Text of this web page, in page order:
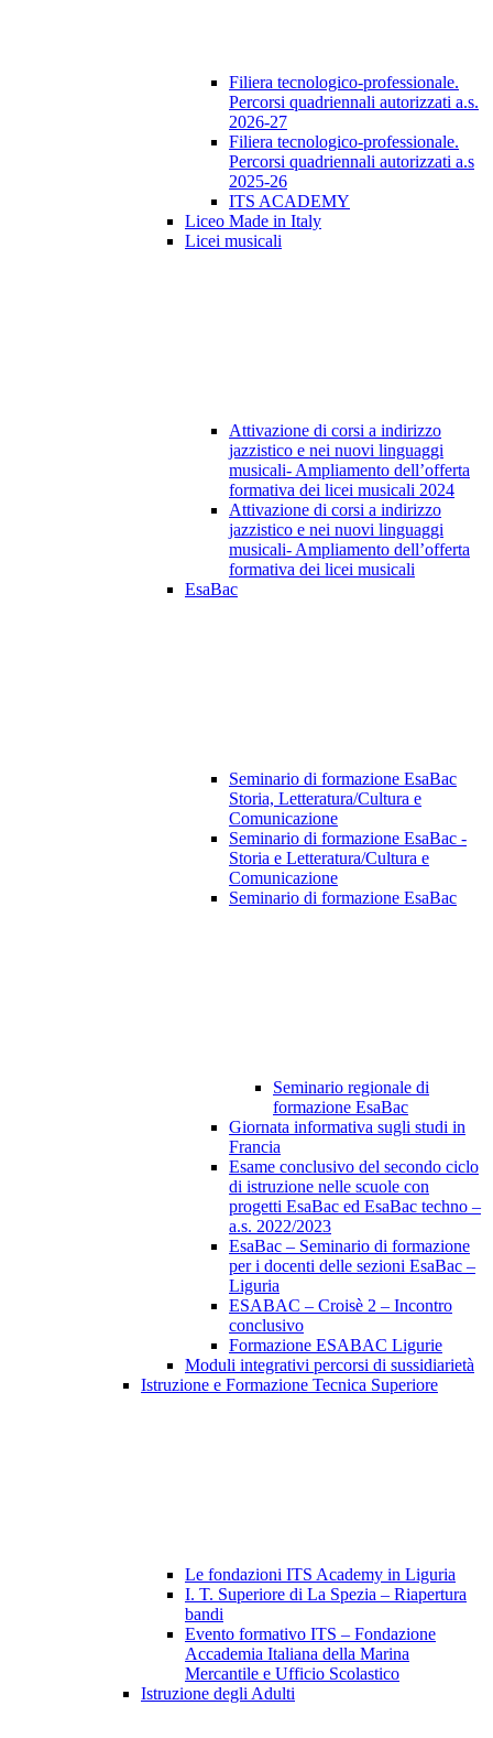
Filiera tecnologico-professionale.
Percorsi quadriennali autorizzati a.s.
2026-27
Filiera tecnologico-professionale.
Percorsi quadriennali autorizzati a.s
2025-26
ITS ACADEMY
Liceo Made in Italy
Licei musicali
Attivazione di corsi a indirizzo
jazzistico e nei nuovi linguaggi
musicali- Ampliamento dell’offerta
formativa dei licei musicali 2024
Attivazione di corsi a indirizzo
jazzistico e nei nuovi linguaggi
musicali- Ampliamento dell’offerta
formativa dei licei musicali
EsaBac
Seminario di formazione EsaBac
Storia, Letteratura/Cultura e
Comunicazione
Seminario di formazione EsaBac -
Storia e Letteratura/Cultura e
Comunicazione
Seminario di formazione EsaBac
Seminario regionale di
formazione EsaBac
Giornata informativa sugli studi in
Francia
Esame conclusivo del secondo ciclo
di istruzione nelle scuole con
progetti EsaBac ed EsaBac techno –
a.s. 2022/2023
EsaBac – Seminario di formazione
per i docenti delle sezioni EsaBac –
Liguria
ESABAC – Croisè 2 – Incontro
conclusivo
Formazione ESABAC Ligurie
Moduli integrativi percorsi di sussidiarietà
Istruzione e Formazione Tecnica Superiore
Le fondazioni ITS Academy in Liguria
I. T. Superiore di La Spezia – Riapertura
bandi
Evento formativo ITS – Fondazione
Accademia Italiana della Marina
Mercantile e Ufficio Scolastico
Istruzione degli Adulti